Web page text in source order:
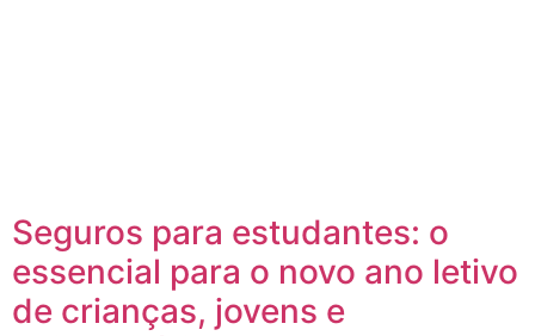
Seguros para estudantes: o
essencial para o novo ano letivo
de crianças, jovens e